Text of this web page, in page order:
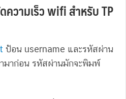
ความเร็ว wifi สำหรับ TP
ป้อน username และรหัสผ่าน
มาก่อน รหัสผ่านมักจะพิมพ์